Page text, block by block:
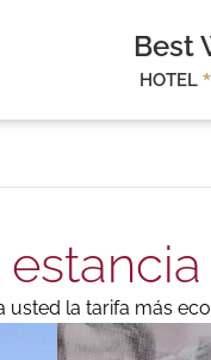
Best
HOTEL
usted la tarifa más